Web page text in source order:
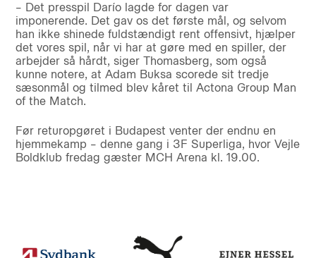
– Det presspil Darío lagde for dagen var
imponerende. Det gav os det første mål, og selvom
han ikke shinede fuldstændigt rent offensivt, hjælper
det vores spil, når vi har at gøre med en spiller, der
arbejder så hårdt, siger Thomasberg, som også
kunne notere, at Adam Buksa scorede sit tredje
sæsonmål og tilmed blev kåret til Actona Group Man
of the Match.
Før returopgøret i Budapest venter der endnu en
hjemmekamp – denne gang i 3F Superliga, hvor Vejle
Boldklub fredag gæster MCH Arena kl. 19.00.